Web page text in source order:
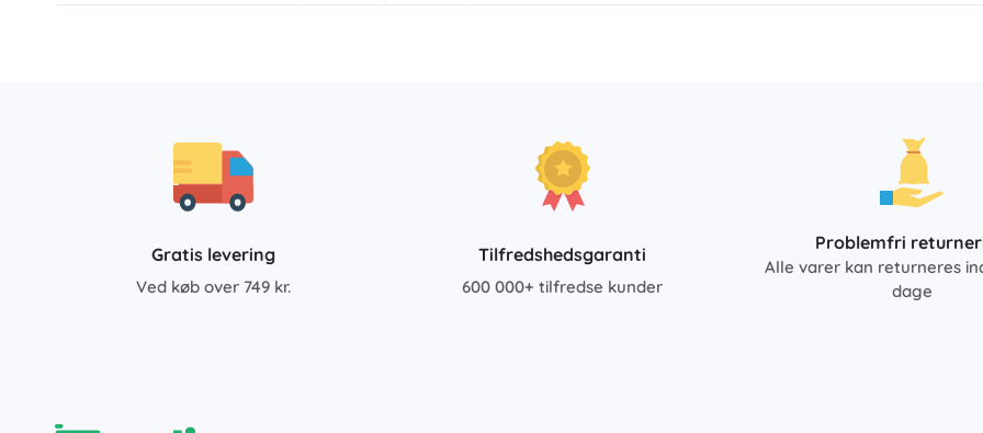
Gratis levering
Ved køb over 749 kr.
Tilfredshedsgaranti
600 000+ tilfredse kunder
Problemfri
Alle varer kan returneres
dage